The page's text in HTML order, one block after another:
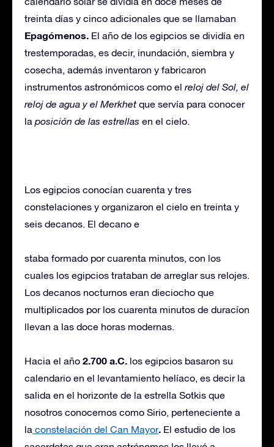
treinta días y cinco adicionales que se llamaban
Epagómenos. El año de los egipcios se dividía en
trestemporadas, es decir, inundación, siembra y
cosecha, además inventaron y fabricaron
instrumentos astronómicos como el reloj del Sol, el
reloj de agua y el Merkhet que servía para conocer
la posición de las estrellas en el cielo.
Los egipcios conocían cuarenta y tres
constelaciones y organizaron el cielo en treinta y
seis decanos. El decano e
staba formado por cuarenta minutos, con los
cuales los egipcios trataban de arreglar sus relojes.
Los decanos nocturnos eran dieciocho que
multiplicados por los cuarenta minutos de duracíon
llevan a las doce horas modernas.
Hacia el año 2.700 a.C. los egipcios basaron su
calendario en el levantamiento helíaco, es decir la
salida en el horizonte de la estrella Sotkis que
nosotros conocemos como Sirio, perteneciente a
la constelación del Can Mayor. El estudio de los